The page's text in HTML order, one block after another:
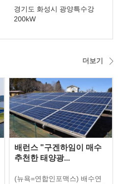
경기도 화성시 광양특수강
200kW
더보기
배런스 "구겐하임이 매수
추천한 태양광...
(뉴욕=연합인포맥스) 배수연